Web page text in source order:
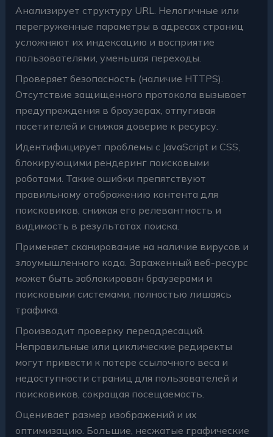
Анализирует структуру URL. Нелогичные или
перегруженные параметры в адресах страниц
усложняют их индексацию и восприятие
пользователями, уменьшая переходы.
Проверяет безопасность (наличие HTTPS).
Отсутствие защищенного протокола вызывает
предупреждения в браузерах, отпугивая
посетителей и снижая доверие к ресурсу.
Идентифицирует проблемы с JavaScript и CSS,
блокирующими рендеринг поисковыми
роботами. Такие ошибки препятствуют
правильному отображению контента для
поисковиков, снижая его релевантность и
видимость в результатах поиска.
Применяет сканирование на наличие вирусов и
злоумышленного кода. Зараженный веб-ресурс
может быть заблокирован браузерами и
поисковыми системами, полностью лишаясь
трафика.
Производит проверку переадресаций.
Неправильные или циклические редиректы
могут привести к потере ссылочного веса и
недоступности страниц для пользователей и
поисковиков, сокращая посещаемость.
Оценивает размер изображений и их
оптимизацию. Большие, несжатые графические